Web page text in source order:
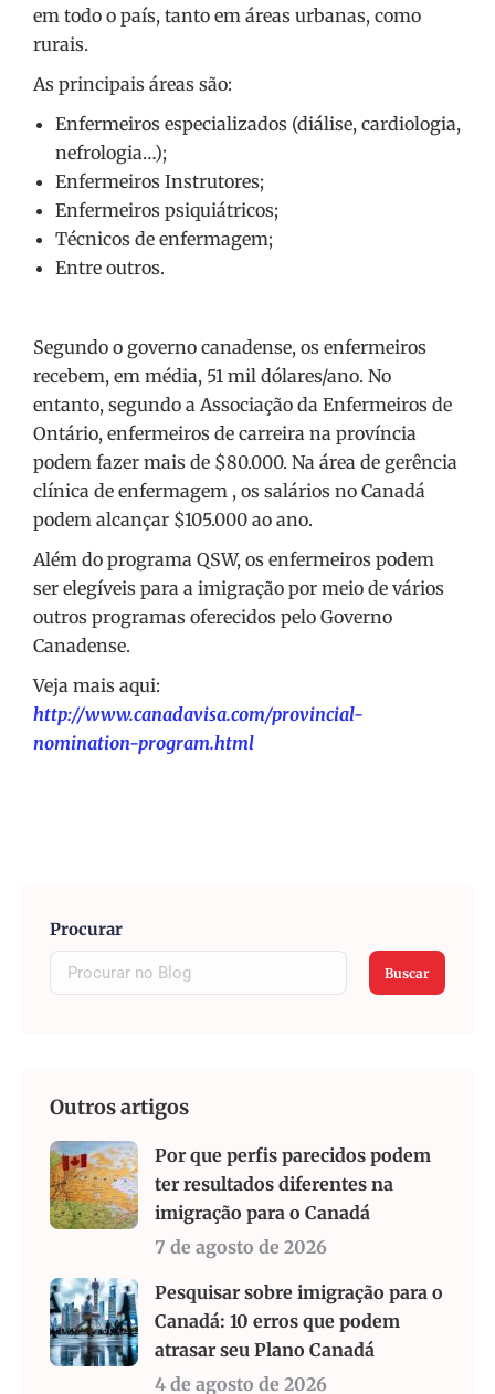
em todo o país, tanto em áreas urbanas, como
rurais.
As principais áreas são:
Enfermeiros especializados (diálise, cardiologia,
nefrologia…);
Enfermeiros Instrutores;
Enfermeiros psiquiátricos;
Técnicos de enfermagem;
Entre outros.
Segundo o governo canadense, os enfermeiros
recebem, em média, 51 mil dólares/ano. No
entanto, segundo a Associação da Enfermeiros de
Ontário, enfermeiros de carreira na província
podem fazer mais de $80.000. Na área de gerência
clínica de enfermagem , os salários no Canadá
podem alcançar $105.000 ao ano.
Além do programa QSW, os enfermeiros podem
ser elegíveis para a imigração por meio de vários
outros programas oferecidos pelo Governo
Canadense.
Veja mais aqui:
http://www.canadavisa.com/provincial-
nomination-program.html
Procurar
Buscar
Outros artigos
Por que perfis parecidos podem
ter resultados diferentes na
imigração para o Canadá
7 de agosto de 2026
Pesquisar sobre imigração para o
Canadá: 10 erros que podem
atrasar seu Plano Canadá
4 de agosto de 2026